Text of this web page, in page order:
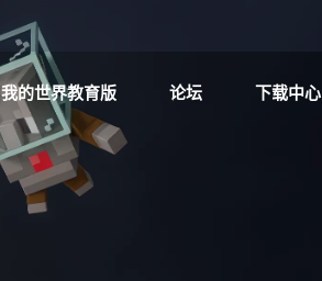
我的世界教育版 论坛 下载中心